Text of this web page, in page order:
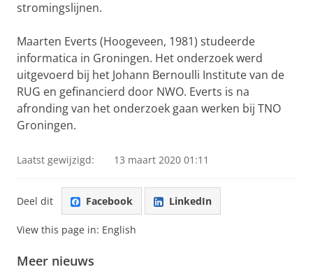
stromingslijnen.
Maarten Everts (Hoogeveen, 1981) studeerde
informatica in Groningen. Het onderzoek werd
uitgevoerd bij het Johann Bernoulli Institute van de
RUG en gefinancierd door NWO. Everts is na
afronding van het onderzoek gaan werken bij TNO
Groningen.
Laatst gewijzigd: 13 maart 2020 01:11
Deel dit Facebook LinkedIn
View this page in: English
Meer nieuws